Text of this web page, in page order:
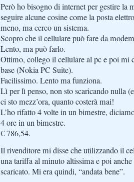
Però ho bisogno di internet per gestire la
seguire alcune cosine come la posta
meno, ma cerco un sistema.
Scopro che il cellulare può fare da
Lento, ma può farlo.
Ottimo, collego il cellulare al pc e poi mi
base (Nokia PC Suite).
Facilissimo. Lento ma funziona.
Lì per lì penso, non sto scaricando nulla
ci sto mezz’ora, quanto costerà mai!
L’ho rifatto 4 volte in un bimestre,
4 ore in un bimestre.
€ 786,54.
Il rivenditore mi disse che utilizzando il
una tariffa al minuto altissima e poi
scaricato. Mi era quindi, “andata bene”.